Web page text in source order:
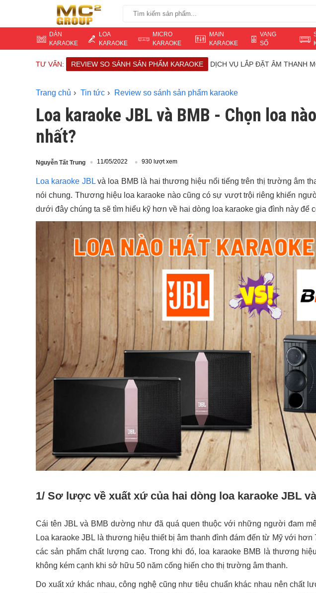
DÀN
KARAOKE
LOA
KARAOKE
MICRO
KARAOKE
MAIN
KARAOKE
VANG
SỐ
TƯ VẤN: REVIEW SO SÁNH SẢN PHẨM KARAOKE DỊCH VỤ LẮP ĐẶT ÂM THANH
Trang chủ Tin tức Review so sánh sản phẩm karaoke
Loa karaoke JBL và BMB - Chọn loa
nhất?
Nguyễn Tất Trung 11/05/2022 930 lượt xem
Loa karaoke JBLvà loa BMB là hai thương hiệu nổi tiếng trên thị trường âm
nói chung. Thương hiệu loa karaoke nào cũng có sự vượt trội riêng khiến
dưới đây chúng ta sẽ tìm hiểu kỹ hơn về hai dòng loa karaoke gia đình này để
1/ Sơ lược về xuất xứ của hai dòng loa karaoke JBL
Cái tên JBL và BMB dường như đã quá quen thuộc với những người đam
Loa karaoke JBL là thương hiệu thiết bị âm thanh đình đám đến từ Mỹ với
các sản phẩm chất lượng cao. Trong khi đó, loa karaoke BMB là thương
không kém cạnh khi sở hữu 50 năm cống hiến cho thị trường âm thanh.
Do xuất xứ khác nhau, công nghệ cũng như tiêu chuẩn khác nhau nên chất